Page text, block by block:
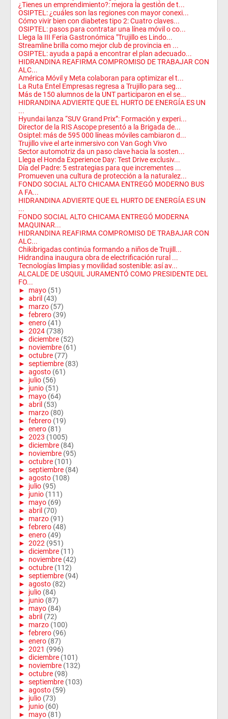
¿Tienes un emprendimiento?: mejora la gestión de t...
OSIPTEL: ¿cuáles son las regiones con mayor conexi...
Cómo vivir bien con diabetes tipo 2: Cuatro claves...
OSIPTEL: pasos para contratar una línea móvil o co...
Llega la III Feria Gastronómica "Trujillo es Lindo...
Streamline brilla como mejor club de provincia en ...
OSIPTEL: ayuda a papá a encontrar el plan adecuado...
HIDRANDINA REAFIRMA COMPROMISO DE TRABAJAR CON
ALC...
América Móvil y Meta colaboran para optimizar el t...
La Ruta Entel Empresas regresa a Trujillo para seg...
Más de 150 alumnos de la UNT participaron en el se...
HIDRANDINA ADVIERTE QUE EL HURTO DE ENERGÍA ES UN
...
Hyundai lanza “SUV Grand Prix”: Formación y experi...
Director de la RIS Ascope presentó a la Brigada de...
Osiptel: más de 595 000 líneas móviles cambiaron d...
Trujillo vive el arte inmersivo con Van Gogh Vivo
Sector automotriz da un paso clave hacia la sosten...
Llega el Honda Experience Day: Test Drive exclusiv...
Día del Padre: 5 estrategias para que incrementes ...
Promueven una cultura de protección a la naturalez...
FONDO SOCIAL ALTO CHICAMA ENTREGÓ MODERNO BUS
A FA...
HIDRANDINA ADVIERTE QUE EL HURTO DE ENERGÍA ES UN
...
FONDO SOCIAL ALTO CHICAMA ENTREGÓ MODERNA
MAQUINAR...
HIDRANDINA REAFIRMA COMPROMISO DE TRABAJAR CON
ALC...
Chikibrigadas continúa formando a niños de Trujill...
Hidrandina inaugura obra de electrificación rural ...
Tecnologías limpias y movilidad sostenible: así av...
ALCALDE DE USQUIL JURAMENTÓ COMO PRESIDENTE DEL
FO...
► mayo (51)
► abril (43)
► marzo (57)
► febrero (39)
► enero (41)
► 2024 (738)
► diciembre (52)
► noviembre (61)
► octubre (77)
► septiembre (83)
► agosto (61)
► julio (56)
► junio (51)
► mayo (64)
► abril (53)
► marzo (80)
► febrero (19)
► enero (81)
► 2023 (1005)
► diciembre (84)
► noviembre (95)
► octubre (101)
► septiembre (84)
► agosto (108)
► julio (95)
► junio (111)
► mayo (69)
► abril (70)
► marzo (91)
► febrero (48)
► enero (49)
► 2022 (951)
► diciembre (11)
► noviembre (42)
► octubre (112)
► septiembre (94)
► agosto (82)
► julio (84)
► junio (87)
► mayo (84)
► abril (72)
► marzo (100)
► febrero (96)
► enero (87)
► 2021 (996)
► diciembre (101)
► noviembre (132)
► octubre (98)
► septiembre (103)
► agosto (59)
► julio (73)
► junio (60)
► mayo (81)